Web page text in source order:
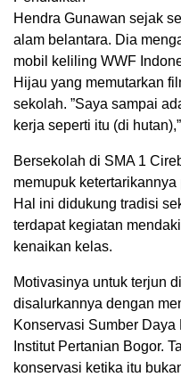
Hendra Gunawan sejak
alam belantara. Dia
mobil keliling WWF
Hijau yang memutarkan
sekolah. ”Saya sampai
kerja seperti itu (di
Bersekolah di SMA 1
memupuk
Hal ini didukung tradisi
terdapat kegiatan
kenaikan kelas.
Motivasinya untuk terjun
disalurkannya dengan
Konservasi Sumber
Institut Pertanian Bogor.
konservasi ketika itu